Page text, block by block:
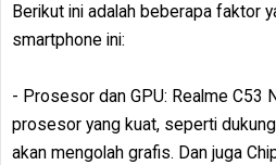
Berikut ini adalah beberapa faktor
smartphone ini:
- Prosesor dan GPU: Realme C53
prosesor yang kuat, seperti
akan mengolah grafis. Dan juga